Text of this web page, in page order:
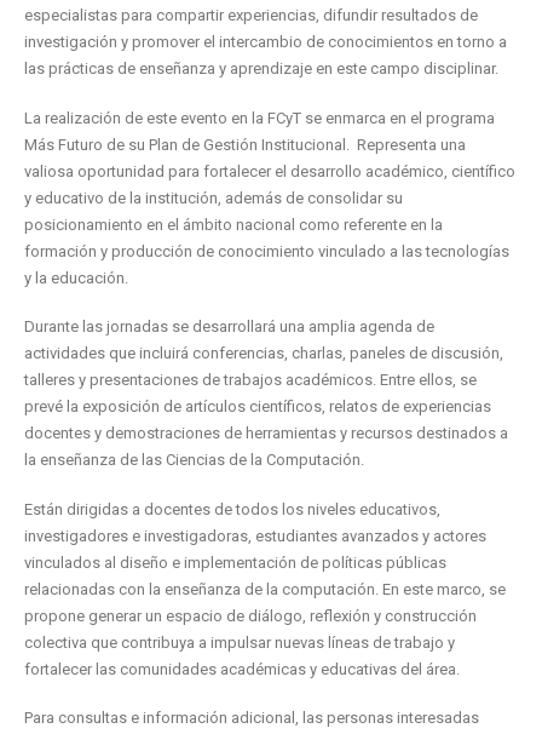
especialistas para compartir experiencias, difundir resultados de
investigación y promover el intercambio de conocimientos en torno a
las prácticas de enseñanza y aprendizaje en este campo disciplinar.
La realización de este evento en la FCyT se enmarca en el programa
Más Futuro de su Plan de Gestión Institucional. Representa una
valiosa oportunidad para fortalecer el desarrollo académico, científico
y educativo de la institución, además de consolidar su
posicionamiento en el ámbito nacional como referente en la
formación y producción de conocimiento vinculado a las tecnologías
y la educación.
Durante las jornadas se desarrollará una amplia agenda de
actividades que incluirá conferencias, charlas, paneles de discusión,
talleres y presentaciones de trabajos académicos. Entre ellos, se
prevé la exposición de artículos científicos, relatos de experiencias
docentes y demostraciones de herramientas y recursos destinados a
la enseñanza de las Ciencias de la Computación.
Están dirigidas a docentes de todos los niveles educativos,
investigadores e investigadoras, estudiantes avanzados y actores
vinculados al diseño e implementación de políticas públicas
relacionadas con la enseñanza de la computación. En este marco, se
propone generar un espacio de diálogo, reflexión y construcción
colectiva que contribuya a impulsar nuevas líneas de trabajo y
fortalecer las comunidades académicas y educativas del área.
Para consultas e información adicional, las personas interesadas